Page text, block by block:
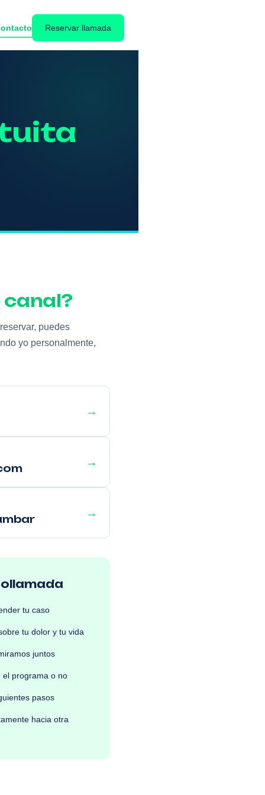
Reservar llamada
puedes
yo personalmente,
→
→
→
tu caso
tu dolor y tu vida
juntos
el programa o no
pasos
hacia otra